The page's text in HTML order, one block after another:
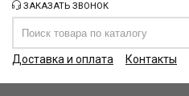
ЗАКАЗАТЬ ЗВОНОК
Доставка и оплата Контакты